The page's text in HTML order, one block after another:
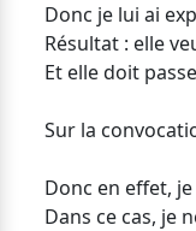
Donc je lui ai
Résultat : elle
Et elle doit
Sur la
Donc en effet,
Dans ce cas, je